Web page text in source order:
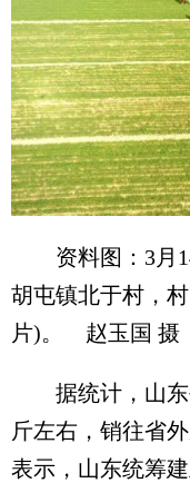
资料图：3月14
胡屯镇北于村，
片)。 赵玉国 摄
据统计，山东
斤左右，销往省
表示，山东统筹